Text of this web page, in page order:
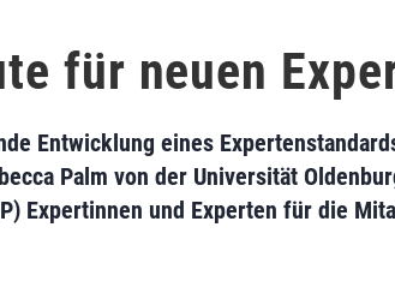
für neuen
Entwicklung eines
Palm von der Universität
Expertinnen und Experten für die